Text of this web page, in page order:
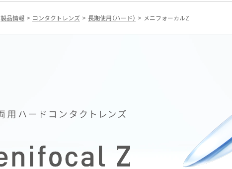
製品情報 コンタクトレンズ 長期使用（ハード） メニフォーカルZ